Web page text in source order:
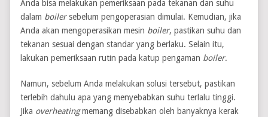
Anda bisa melakukan pemeriksaan pada tekanan dan suhu
dalam boilersebelum pengoperasian dimulai. Kemudian, jika
Anda akan mengoperasikan mesin boiler, pastikan suhu dan
tekanan sesuai dengan standar yang berlaku. Selain itu,
lakukan pemeriksaan rutin pada katup pengaman boiler.
Namun, sebelum Anda melakukan solusi tersebut, pastikan
terlebih dahulu apa yang menyebabkan suhu terlalu tinggi.
Jika overheatingmemang disebabkan oleh banyaknya kerak